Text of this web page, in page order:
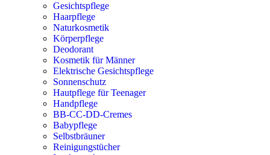
Gesichtspflege
Haarpflege
Naturkosmetik
Körperpflege
Deodorant
Kosmetik für Männer
Elektrische Gesichtspflege
Sonnenschutz
Hautpflege für Teenager
Handpflege
BB-CC-DD-Cremes
Babypflege
Selbstbräuner
Reinigungstücher